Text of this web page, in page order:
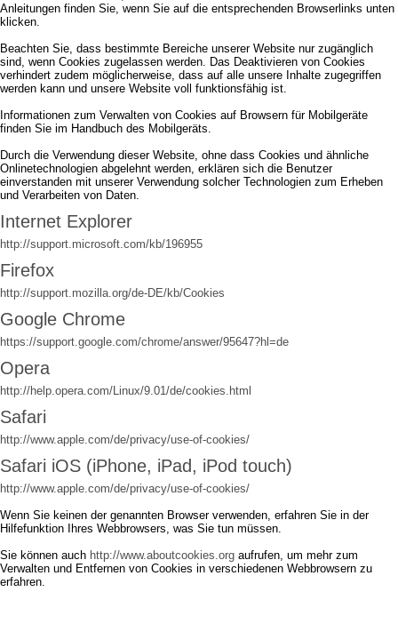
Anleitungen finden Sie, wenn Sie auf die entsprechenden Browserlinks unten
klicken.
Beachten Sie, dass bestimmte Bereiche unserer Website nur zugänglich
sind, wenn Cookies zugelassen werden. Das Deaktivieren von Cookies
verhindert zudem möglicherweise, dass auf alle unsere Inhalte zugegriffen
werden kann und unsere Website voll funktionsfähig ist.
Informationen zum Verwalten von Cookies auf Browsern für Mobilgeräte
finden Sie im Handbuch des Mobilgeräts.
Durch die Verwendung dieser Website, ohne dass Cookies und ähnliche
Onlinetechnologien abgelehnt werden, erklären sich die Benutzer
einverstanden mit unserer Verwendung solcher Technologien zum Erheben
und Verarbeiten von Daten.
Internet Explorer
http://support.microsoft.com/kb/196955
Firefox
http://support.mozilla.org/de-DE/kb/Cookies
Google Chrome
https://support.google.com/chrome/answer/95647?hl=de
Opera
http://help.opera.com/Linux/9.01/de/cookies.html
Safari
http://www.apple.com/de/privacy/use-of-cookies/
Safari iOS (iPhone, iPad, iPod touch)
http://www.apple.com/de/privacy/use-of-cookies/
Wenn Sie keinen der genannten Browser verwenden, erfahren Sie in der
Hilfefunktion Ihres Webbrowsers, was Sie tun müssen.
Sie können auch http://www.aboutcookies.org aufrufen, um mehr zum
Verwalten und Entfernen von Cookies in verschiedenen Webbrowsern zu
erfahren.